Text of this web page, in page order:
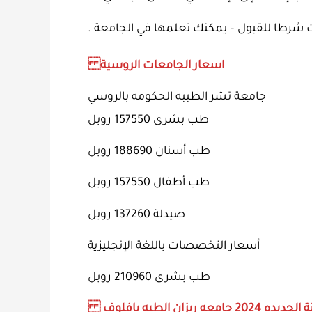
اسعار الجامعات الروسية
جامعة تشر الطببه الحكومه بالروسي
طب بشرى 157550 روبل
طب أسنان 188690 روبل
طب أطفال 157550 روبل
صيدلة 137260 روبل
أسعار التخصصات باللغة الإنجليزية
طب بشرى 210960 روبل
ريزان الطيه يافلوف